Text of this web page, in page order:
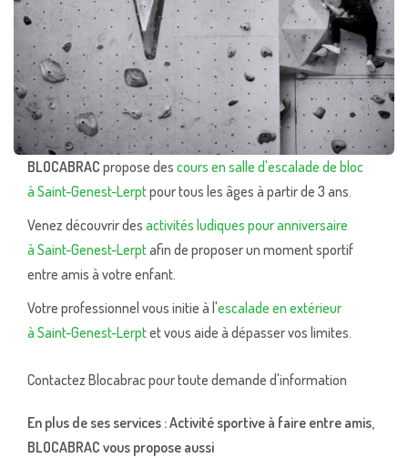
BLOCABRAC propose des cours en salle d'escalade de bloc
à Saint-Genest-Lerptpour tous les âges à partir de 3 ans.
Venez découvrir des activités ludiques pour anniversaire
à Saint-Genest-Lerptafin de proposer un moment sportif
entre amis à votre enfant.
Votre professionnel vous initie à l'escalade en extérieur
à Saint-Genest-Lerptet vous aide à dépasser vos limites.
Contactez Blocabrac pour toute demande d'information
En plus de ses services :Activité sportive à faire entre amis,
BLOCABRAC vous propose aussi